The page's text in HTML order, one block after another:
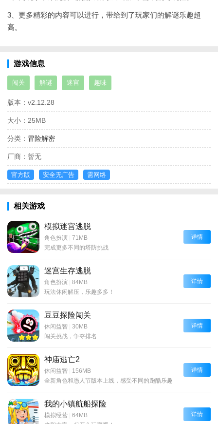
3、更多精彩的内容可以进行，带给到了玩家们的解谜乐趣超
高。
游戏信息
闯关 解谜 迷宫 趣味
版本： v2.12.28
大小： 25MB
分类： 冒险解密
厂商： 暂无
官方版 安全无广告 需网络
相关游戏
模拟迷宫逃脱
角色扮演 | 71MB
完成更多不同的塔防挑战
详情
迷宫生存逃脱
角色扮演 | 84MB
玩法休闲解压，乐趣多多！
详情
豆豆探险闯关
休闲益智 | 30MB
闯关挑战，争夺排名
详情
神庙逃亡2
休闲益智 | 156MB
全新角色和愚人节版本上线，感受不同的跑酷乐趣
详情
我的小镇航船探险
模拟经营 | 64MB
详情